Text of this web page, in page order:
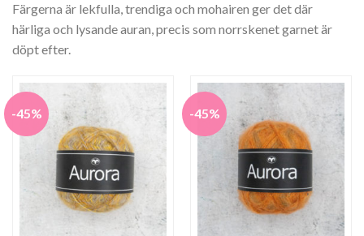
Färgerna är lekfulla, trendiga och mohairen ger det där
härliga och lysande auran, precis som norrskenet garnet är
döpt efter.
-45% -45%